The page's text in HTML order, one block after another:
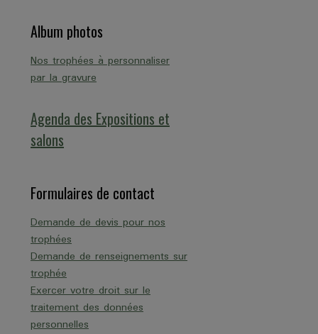
Album photos
Nos trophées à personnaliser
par la gravure
Agenda des Expositions et
salons
Formulaires de contact
Demande de devis pour nos
trophées
Demande de renseignements sur
trophée
Exercer votre droit sur le
traitement des données
personnelles